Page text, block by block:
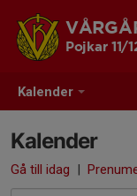
Kalender
Pojkar 11/
Kalender
Gå till idag |